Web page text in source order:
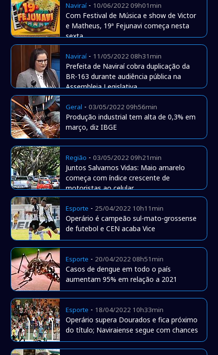
Naviraí- 10/06/2022 09h01min
Com Festival de Música e show de Victor
e Matheus, 19ª Fejunavi começa nesta
sexta
Naviraí- 11/05/2022 08h31min
Prefeita de Naviraí cobra duplicação da
BR-163 durante audiência pública na
Assembleia Legislativa
Geral -03/05/2022 09h56min
Produção industrial tem alta de 0,3% em
março, diz IBGE
Região -03/05/2022 09h21min
Juntos Salvamos Vidas: Maio amarelo
começa com índice crescente de
motoristas ao celular
Esporte - 25/04/2022 10h11min
Operário é campeão sul-mato-grossense
de futebol e CEN acaba Vice
Esporte - 20/04/2022 08h51min
Casos de dengue em todo o país
aumentam 95% em relação a 2021
Esporte - 18/04/2022 10h33min
Operário supera Dourados e fica próximo
do título; Naviraiense segue com chances